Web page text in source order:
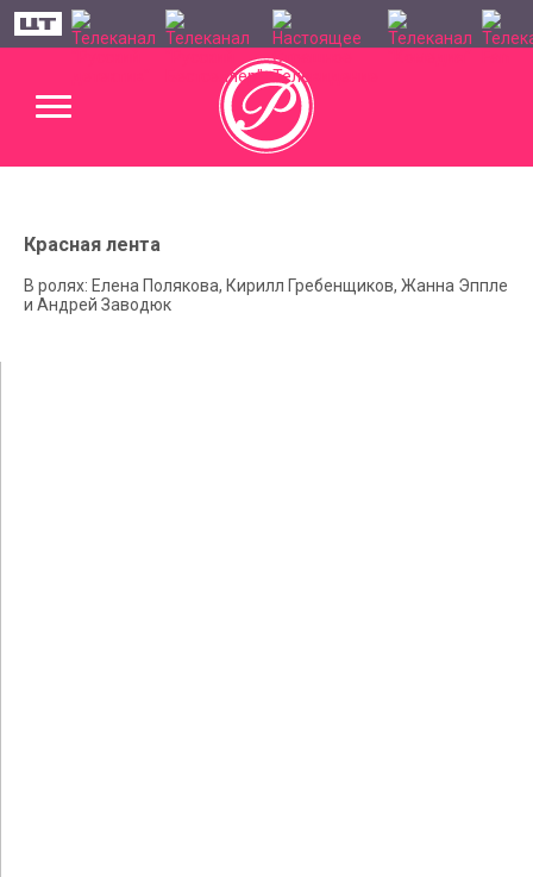
Красная лента
В ролях: Елена Полякова, Кирилл Гребенщиков, Жанна Эппле
и Андрей Заводюк